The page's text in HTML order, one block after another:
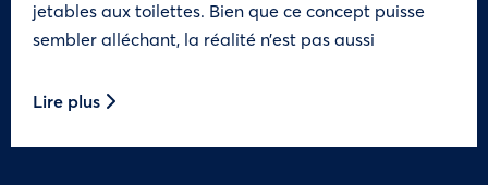
jetables aux toilettes. Bien que ce concept puisse
sembler alléchant, la réalité n’est pas aussi
Lire plus